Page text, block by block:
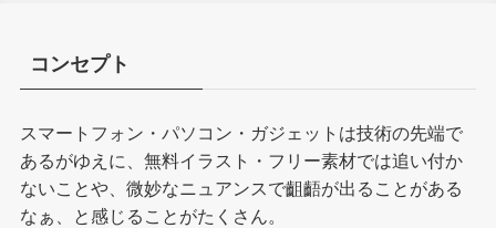
コンセプト
スマートフォン・パソコン・ガジェットは技術の先端で
あるがゆえに、無料イラスト・フリー素材では追い付か
ないことや、微妙なニュアンスで齟齬が出ることがある
なぁ、と感じることがたくさん。